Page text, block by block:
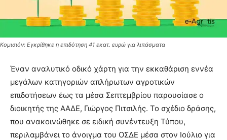
Κομισιόν: Εγκρίθηκε η επιδότηση 41 εκατ. ευρώ για λιπάσματα
Έναν αναλυτικό οδικό χάρτη για την εκκαθάριση εννέα
μεγάλων κατηγοριών απλήρωτων αγροτικών
επιδοτήσεων έως τα μέσα Σεπτεμβρίου παρουσίασε ο
διοικητής της ΑΑΔΕ, Γιώργος Πιτσιλής. Το σχέδιο δράσης,
που ανακοινώθηκε σε ειδική συνέντευξη Τύπου,
περιλαμβάνει το άνοιγμα του ΟΣΔΕ μέσα στον Ιούλιο για